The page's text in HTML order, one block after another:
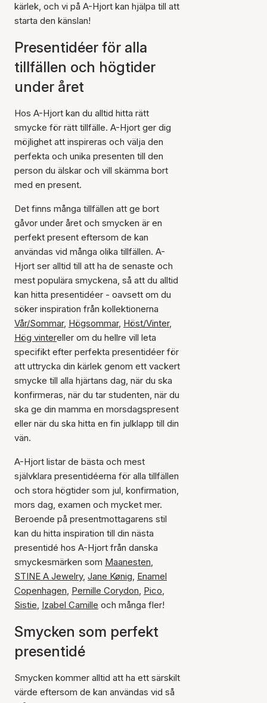
kärlek, och vi på A-Hjort kan hjälpa till att
starta den känslan!
Presentidéer för alla
tillfällen och högtider
under året
Hos A-Hjort kan du alltid hitta rätt
smycke för rätt tillfälle. A-Hjort ger dig
möjlighet att inspireras och välja den
perfekta och unika presenten till den
person du älskar och vill skämma bort
med en present.
Det finns många tillfällen att ge bort
gåvor under året och smycken är en
perfekt present eftersom de kan
användas vid många olika tillfällen. A-
Hjort ser alltid till att ha de senaste och
mest populära smyckena, så att du alltid
kan hitta presentidéer - oavsett om du
söker inspiration från kollektionerna
Vår/Sommar, Högsommar, Höst/Vinter,
Hög vintereller om du hellre vill leta
specifikt efter perfekta presentidéer för
att uttrycka din kärlek genom ett vackert
smycke till alla hjärtans dag, när du ska
konfirmeras, när du tar studenten, när du
ska ge din mamma en morsdagspresent
eller när du ska hitta en fin julklapp till din
vän.
A-Hjort listar de bästa och mest
självklara presentidéerna för alla tillfällen
och stora högtider som jul, konfirmation,
mors dag, examen och mycket mer.
Beroende på presentmottagarens stil
kan du hitta inspiration till din nästa
presentidé hos A-Hjort från danska
smyckesmärken som Maanesten,
STINE A Jewelry, Jane Kønig, Enamel
Copenhagen, Pernille Corydon, Pico,
Sistie, Izabel Camille och många fler!
Smycken som perfekt
presentidé
Smycken kommer alltid att ha ett särskilt
värde eftersom de kan användas vid så